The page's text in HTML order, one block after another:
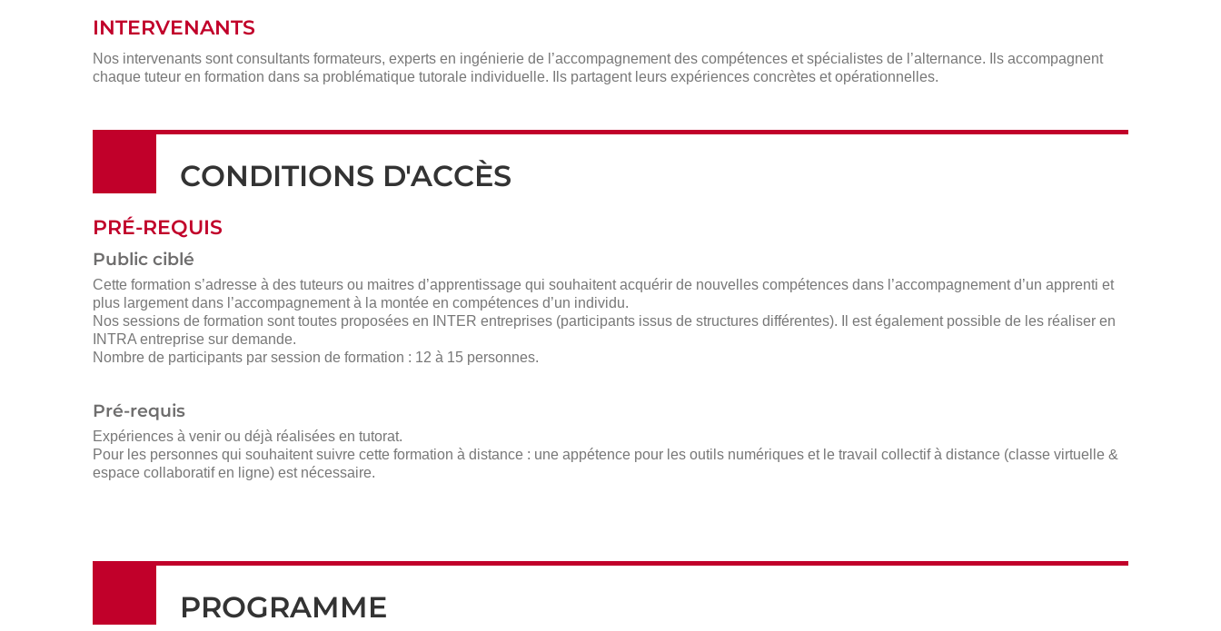
INTERVENANTS
Nos intervenants sont consultants formateurs, experts en ingénierie de l’accompagnement des compétences et spécialistes de l’alternance. Ils accompagnent
chaque tuteur en formation dans sa problématique tutorale individuelle. Ils partagent leurs expériences concrètes et opérationnelles.
CONDITIONS D'ACCÈS
PRÉ-REQUIS
Public ciblé
Cette formation s’adresse à des tuteurs ou maitres d’apprentissage qui souhaitent acquérir de nouvelles compétences dans l’accompagnement d’un apprenti et
plus largement dans l’accompagnement à la montée en compétences d’un individu.
Nos sessions de formation sont toutes proposées en INTER entreprises (participants issus de structures différentes). Il est également possible de les réaliser en
INTRA entreprise sur demande.
Nombre de participants par session de formation : 12 à 15 personnes.
Pré-requis
Expériences à venir ou déjà réalisées en tutorat.
Pour les personnes qui souhaitent suivre cette formation à distance : une appétence pour les outils numériques et le travail collectif à distance (classe virtuelle &
espace collaboratif en ligne) est nécessaire.
PROGRAMME